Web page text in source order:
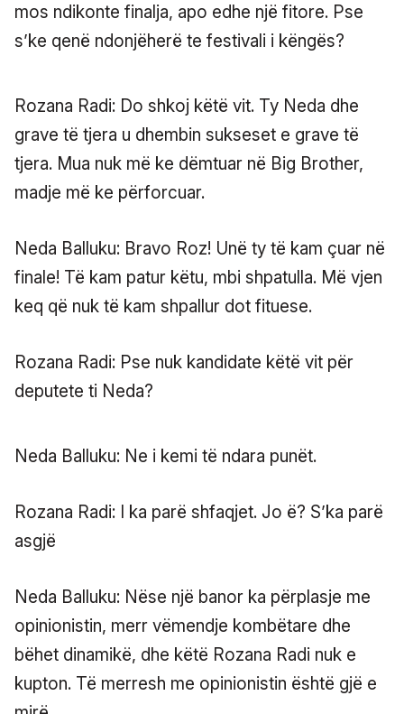
mos ndikonte finalja, apo edhe një fitore. Pse
s’ke qenë ndonjëherë te festivali i këngës?
Rozana Radi: Do shkoj këtë vit. Ty Neda dhe
grave të tjera u dhembin sukseset e grave të
tjera. Mua nuk më ke dëmtuar në Big Brother,
madje më ke përforcuar.
Neda Balluku: Bravo Roz! Unë ty të kam çuar në
finale! Të kam patur këtu, mbi shpatulla. Më vjen
keq që nuk të kam shpallur dot fituese.
Rozana Radi: Pse nuk kandidate këtë vit për
deputete ti Neda?
Neda Balluku: Ne i kemi të ndara punët.
Rozana Radi: I ka parë shfaqjet. Jo ë? S’ka parë
asgjë
Neda Balluku: Nëse një banor ka përplasje me
opinionistin, merr vëmendje kombëtare dhe
bëhet dinamikë, dhe këtë Rozana Radi nuk e
kupton. Të merresh me opinionistin është gjë e